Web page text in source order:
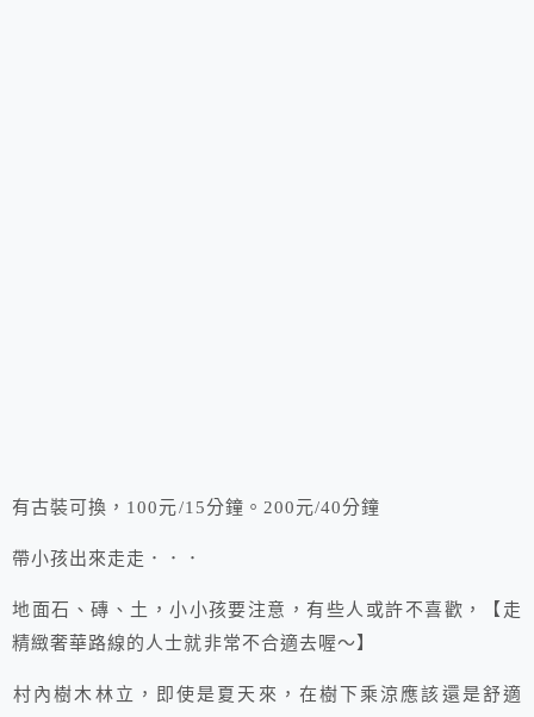
有古裝可換，100元/15分鐘。200元/40分鐘
帶小孩出來走走．．．
地面石、磚、土，小小孩要注意，有些人或許不喜歡，【走
精緻奢華路線的人士就非常不合適去喔～】
村內樹木林立，即使是夏天來，在樹下乘涼應該還是舒適